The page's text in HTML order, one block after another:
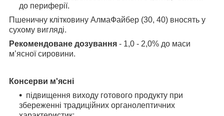
до периферії.
Пшеничну клітковину АлмаФайбер (30, 40) вносять у
сухому вигляді.
Рекомендоване дозування - 1,0 - 2,0% до маси
м’ясної сировини.
Консерви м'ясні
підвищення виходу готового продукту при
збереженні традиційних органолептичних